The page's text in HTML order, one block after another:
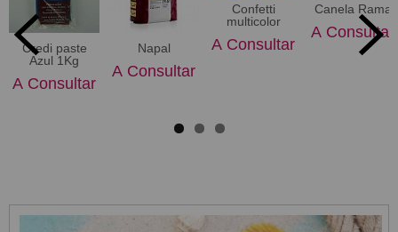
Credi paste
Azul 1Kg
A Consultar
Napal
A Consultar
Confetti
multicolor
A Consultar
Canela Rama
A Consultar